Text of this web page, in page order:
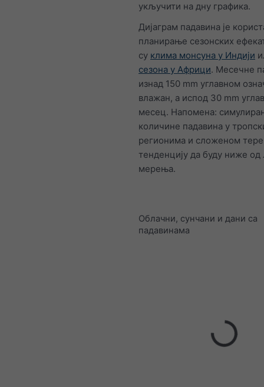
укључити на дну графика.
Дијаграм падавина је
планирање сезонских
су клима монсуна у Индији
сезона у Африци. Месечне
изнад 150 mm углавном
влажан, а испод 30 mm
месец. Напомена:
количине падавина у
регионима и сложеном
тенденцију да буду ниже од
мерења.
Облачни, сунчани и дани са
падавинама